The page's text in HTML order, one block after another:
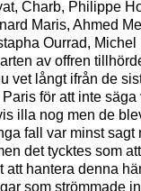
Charb, Philippe
Maris, Ahmed
Ourrad,
av offren
vet långt ifrån de
för att inte
illa nog men de
fall var minst sagt
det tycktes som
att hantera denna
som strömmade